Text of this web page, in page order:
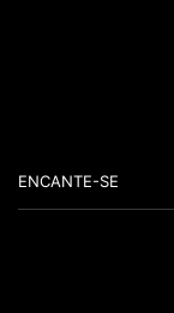
ENCANTE-SE